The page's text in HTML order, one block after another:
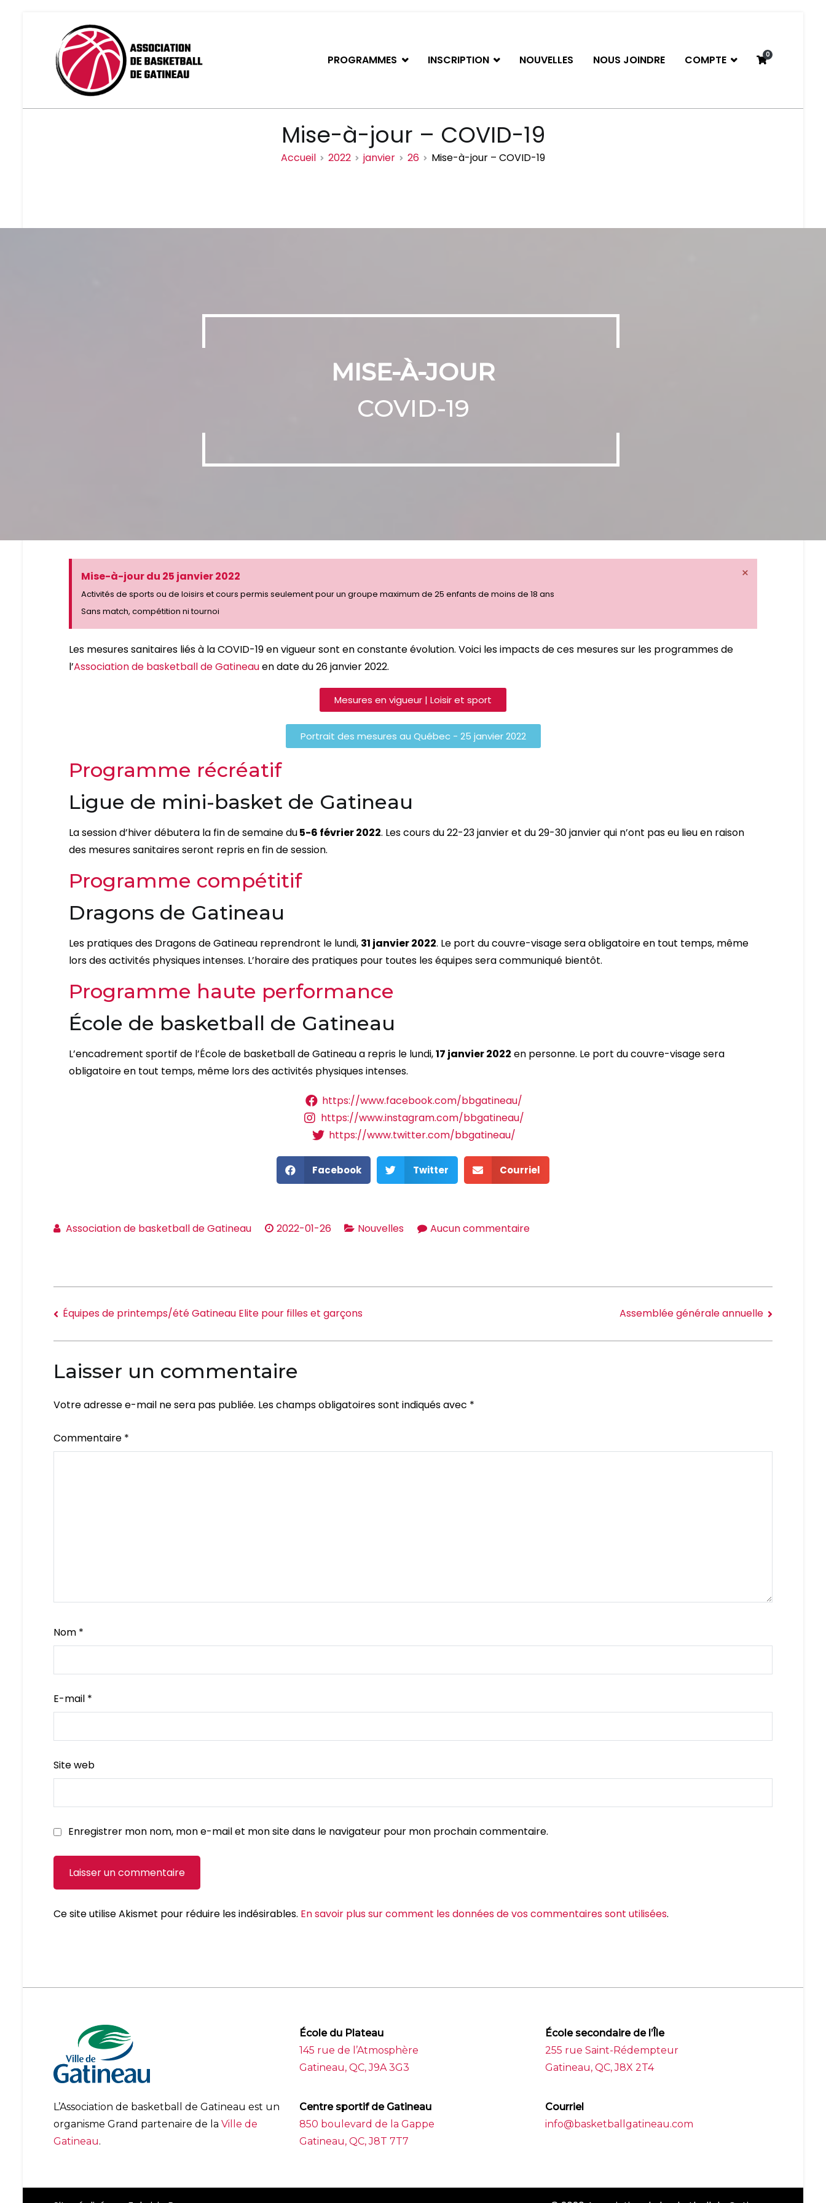
PROGRAMMES INSCRIPTION NOUVELLES NOUS JOINDRE COMPTE 0
Mise-à-jour – COVID-19
Accueil 2022 janvier 26 Mise-à-jour – COVID-19
MISE-À-JOUR
COVID-19
Mise-à-jour du 25 janvier 2022
Activités de sports ou de loisirs et cours permis seulement pour un groupe maximum de 25 enfants de moins de 18 ans
Sans match, compétition ni tournoi
×
Les mesures sanitaires liés à la COVID-19 en vigueur sont en constante évolution. Voici les impacts de ces mesures sur les programmes de
l’Association de basketball de Gatineauen date du 26 janvier 2022.
Mesures en vigueur | Loisir et sport
Portrait des mesures au Québec - 25 janvier 2022
Programme récréatif
Ligue de mini-basket de Gatineau
La session d’hiver débutera la fin de semaine du5-6 février 2022. Les cours du 22-23 janvier et du 29-30 janvier qui n’ont pas eu lieu en raison
des mesures sanitaires seront repris en fin de session.
Programme compétitif
Dragons de Gatineau
Les pratiques des Dragons de Gatineau reprendront le lundi, 31 janvier 2022. Le port du couvre-visage sera obligatoire en tout temps, même
lors des activités physiques intenses. L’horaire des pratiques pour toutes les équipes sera communiqué bientôt.
Programme haute performance
École de basketball de Gatineau
L’encadrement sportif de l’École de basketball de Gatineau a repris le lundi,17 janvier 2022 en personne. Le port du couvre-visage sera
obligatoire en tout temps, même lors des activités physiques intenses.
https://www.facebook.com/bbgatineau/
https://www.instagram.com/bbgatineau/
https://www.twitter.com/bbgatineau/
Facebook Twitter Courriel
Association de basketball de Gatineau 2022-01-26 Nouvelles Aucun commentaire
Équipes de printemps/été Gatineau Elite pour filles et garçons Assemblée générale annuelle
Laisser un commentaire
Votre adresse e-mail ne sera pas publiée. Les champs obligatoires sont indiqués avec *
Commentaire *
Nom *
E-mail *
Site web
Enregistrer mon nom, mon e-mail et mon site dans le navigateur pour mon prochain commentaire.
Ce site utilise Akismet pour réduire les indésirables. En savoir plus sur comment les données de vos commentaires sont utilisées.
L’Association de basketball de Gatineau est un
organisme Grand partenaire de la Ville de
Gatineau.
École du Plateau
145 rue de l’Atmosphère
Gatineau, QC, J9A 3G3
Centre sportif de Gatineau
850 boulevard de la Gappe
Gatineau, QC, J8T 7T7
École secondaire de l’Île
255 rue Saint-Rédempteur
Gatineau, QC, J8X 2T4
Courriel
info@basketballgatineau.com